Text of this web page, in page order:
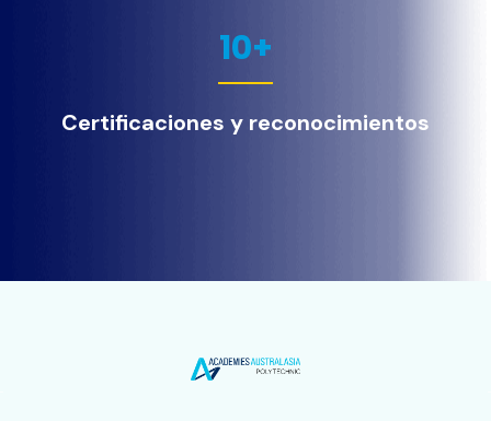
10+
Certificaciones y reconocimientos